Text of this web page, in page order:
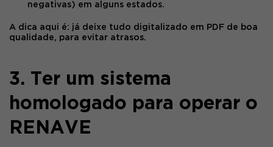
negativas) em alguns estados.
A dica aqui é: já deixe tudo digitalizado em PDF de boa
qualidade, para evitar atrasos.
3. Ter um sistema
homologado para operar o
RENAVE